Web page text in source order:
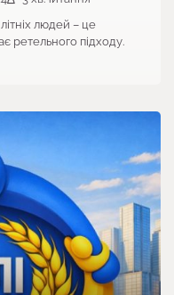
людей – це
ретельного підходу.